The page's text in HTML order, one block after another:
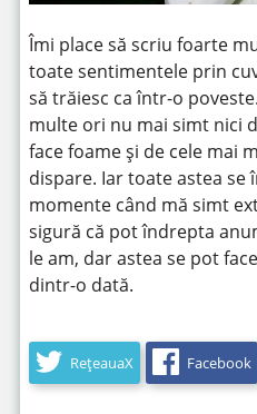
Îmi place să scriu foarte
toate sentimentele prin
să trăiesc ca într-o
multe ori nu mai simt nici
face foame și de cele mai
dispare. Iar toate astea se
momente când mă simt
sigură că pot îndrepta
le am, dar astea se pot
dintr-o dată.
RețeauaX Facebook